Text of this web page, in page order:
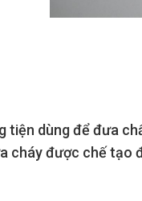
tiện dùng để đưa
cháy được chế tạo